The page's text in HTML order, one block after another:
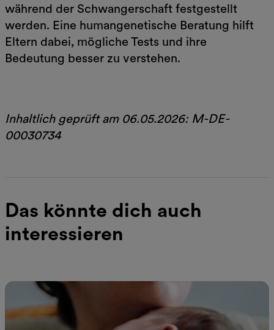
während der Schwangerschaft festgestellt
werden. Eine humangenetische Beratung hilft
Eltern dabei, mögliche Tests und ihre
Bedeutung besser zu verstehen.
Inhaltlich geprüft am 06.05.2026: M-DE-
00030734
Das könnte dich auch
interessieren